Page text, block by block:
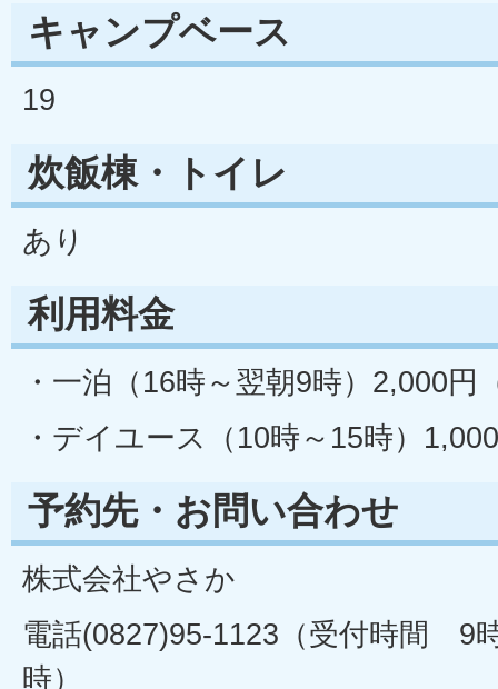
キャンプベース
19
炊飯棟・トイレ
あり
利用料金
・一泊（16時～翌朝9時）2,000円
・デイユース（10時～15時）
予約先・お問い合わせ
株式会社やさか
電話(0827)95-1123（受付時間 9
時）